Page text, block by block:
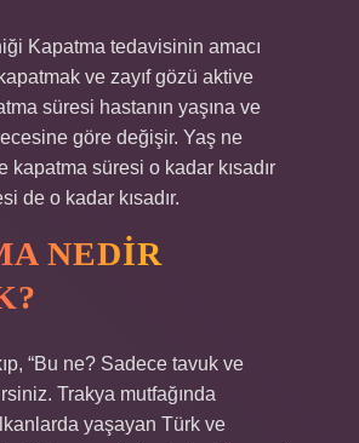
Kapatma tedavisinin amacı
ve zayıf gözü aktive
süresi hastanın yaşına ve
göre değişir. Yaş ne
kapatma süresi o kadar kısadır
de o kadar kısadır.
NEDIR
“Bu ne? Sadece tavuk ve
Trakya mutfağında
yaşayan Türk ve